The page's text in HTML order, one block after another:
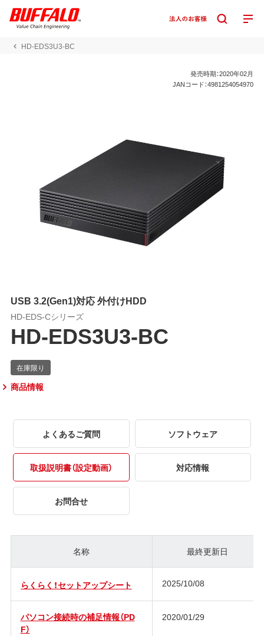
HD-EDS3U3-BC
発売時期：2020年02月
JANコード：4981254054970
USB 3.2(Gen1)対応 外付けHDD
HD-EDS-Cシリーズ
HD-EDS3U3-BC
商品情報
よくあるご質問 ソフトウェア
取扱説明書（設定動画） 対応情報
お問合せ
名称 最終更新日
らくらく！セットアップシート 2025/10/08
パソコン接続時の補足情報（PD
F）
2020/01/29